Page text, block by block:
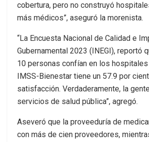
cobertura, pero no construyó
más médicos”, aseguró la morenista.
“La Encuesta Nacional de Calidad e
Gubernamental 2023 (INEGI), reportó
10 personas confían en los
IMSS-Bienestar tiene un 57.9 por
satisfacción. Verdaderamente, la
servicios de salud pública”, agregó.
Aseveró que la proveeduría de
con más de cien proveedores,